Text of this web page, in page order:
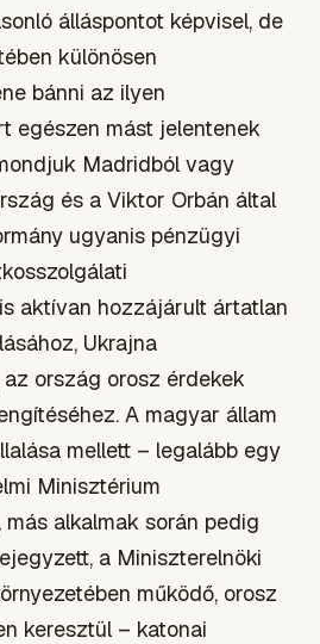
álláspontot képvisel, de
különösen
bánni az ilyen
egészen mást jelentenek
Madridból vagy
és a Viktor Orbán által
ugyanis pénzügyi
aktívan hozzájárult ártatlan
Ukrajna
ország orosz érdekek
A magyar állam
mellett – legalább egy
Minisztérium
alkalmak során pedig
a Miniszterelnöki
működő, orosz
keresztül – katonai